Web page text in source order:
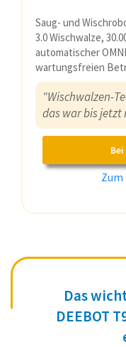
Saug- und
3.0 Wischwalze,
automatischer
wartungsfreien
"Wischwalzen-
das war bis
Das
DEEBOT